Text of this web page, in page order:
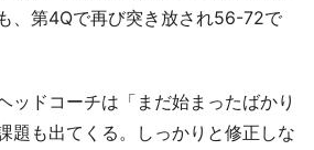
、第4Qで再び突き放され56-72で
ッドコーチは「まだ始まったばかり
題も出てくる。しっかりと修正しな